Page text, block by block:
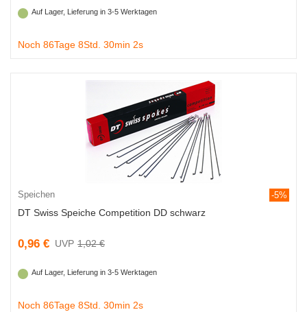
Auf Lager, Lieferung in 3-5 Werktagen
Noch 86Tage 8Std. 30min 1s
Speichen -5%
DT Swiss Speiche Competition DD schwarz
0,96 € 1,02 €
Auf Lager, Lieferung in 3-5 Werktagen
Noch 86Tage 8Std. 30min 1s